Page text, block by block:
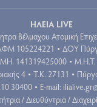
ΗΛΕΙΑ LIVE
Βέλμαχου Ατομική
105224221 • ΔΟΥ
141319425000 • Μ.Η.Τ.
4 • Τ.Κ. 27131 •
30400 • E-mail:
/ Διευθύντρια /